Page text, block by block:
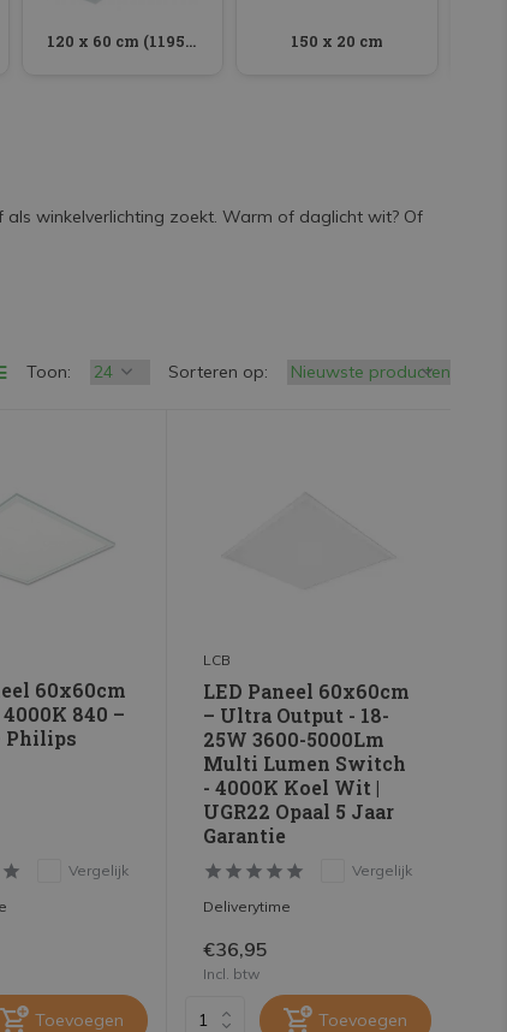
120 x 60 cm (1195 x 595 mm) 150 x 20 cm
als winkelverlichting zoekt. Warm of daglicht wit? Of
Toon: Sorteren op:
60x60cm
840 –
Philips
Vergelijk
Toevoegen
LCB
LED Paneel 60x60cm
– Ultra Output - 18-
25W 3600-5000Lm
Multi Lumen Switch
- 4000K Koel Wit |
UGR22 Opaal 5 Jaar
Garantie
Vergelijk
Deliverytime
€36,95
Incl. btw
Toevoegen